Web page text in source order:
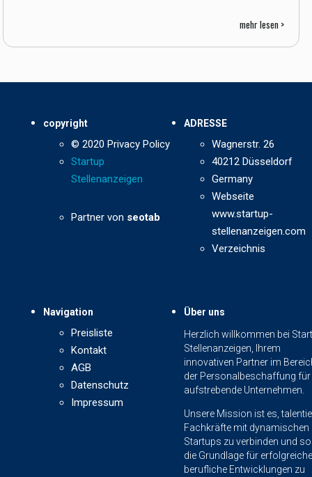
mehr lesen >
copyright
© 2020 Privacy Policy
Startup
Stellenanzeigen
Partner von seotab
ADRESSE
Wagnerstr. 26
40212 Düsseldorf
Germany
Webseite
www.startup-
stellenanzeigen.com
Verzeichnis
Navigation
Preisliste
Kontakt
AGB
Datenschutz
Impressum
Über uns
Herzlich willkommen bei
Stellenanzeigen, Ihrem
innovativen Partner im
der Personalbeschaffung für
aufstrebende Unternehmen.
Unsere Mission ist es,
Fachkräfte mit dynamischen
Startups zu verbinden und so
die Grundlage für erfolgreiche
berufliche Entwicklungen zu